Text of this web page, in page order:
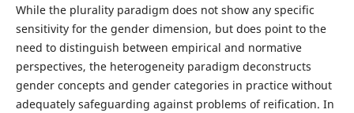
While the plurality paradigm does not show any specific
sensitivity for the gender dimension, but does point to the
need to distinguish between empirical and normative
perspectives, the heterogeneity paradigm deconstructs
gender concepts and gender categories in practice without
adequately safeguarding against problems of reification. In